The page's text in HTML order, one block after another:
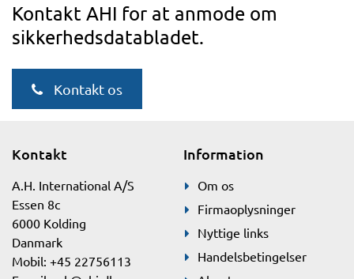
Kontakt AHI for at anmode om
sikkerhedsdatabladet.
Kontakt os
Kontakt
A.H. International A/S
Essen 8c
6000 Kolding
Danmark
Mobil: +45 22756113
Information
Om os
Firmaoplysninger
Nyttige links
Handelsbetingelser